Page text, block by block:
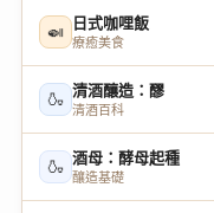
🍛 日式咖哩飯
療癒美食
🍶 清酒釀造：醪
清酒百科
🍶 酒母：酵母起種
釀造基礎